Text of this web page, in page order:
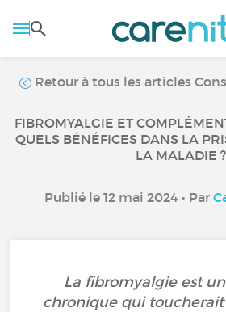
Retour à tous les articles
FIBROMYALGIE ET
QUELS BÉNÉFICES DANS LA
LA MALADIE ?
Publié le 12 mai 2024 • Par
La fibromyalgie est
chronique qui toucherait